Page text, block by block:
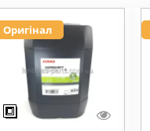
Оригінал